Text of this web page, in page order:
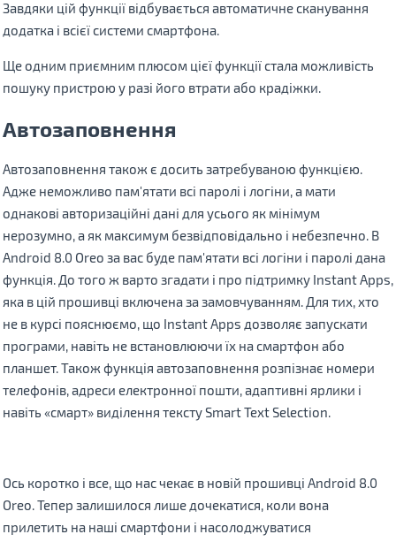
Завдяки цій функції відбувається автоматичне сканування
додатка і всієї системи смартфона.
Ще одним приємним плюсом цієї функції стала можливість
пошуку пристрою у разі його втрати або крадіжки.
Автозаповнення
Автозаповнення також є досить затребуваною функцією.
Адже неможливо пам'ятати всі паролі і логіни, а мати
однакові авторизаційні дані для усього як мінімум
нерозумно, а як максимум безвідповідально і небезпечно. В
Android 8.0 Oreo за вас буде пам'ятати всі логіни і паролі дана
функція. До того ж варто згадати і про підтримку Instant Apps,
яка в цій прошивці включена за замовчуванням. Для тих, хто
не в курсі пояснюємо, що Instant Apps дозволяє запускати
програми, навіть не встановлюючи їх на смартфон або
планшет. Також функція автозаповнення розпізнає номери
телефонів, адреси електронної пошти, адаптивні ярлики і
навіть «смарт» виділення тексту Smart Text Selection.
Ось коротко і все, що нас чекає в новій прошивці Android 8.0
Oreo. Тепер залишилося лише дочекатися, коли вона
прилетить на наші смартфони і насолоджуватися